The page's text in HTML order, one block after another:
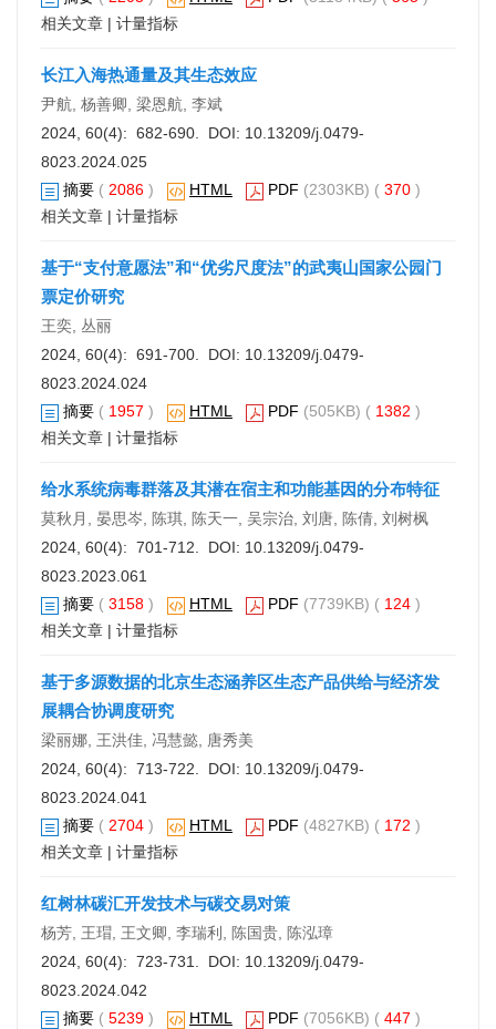
相关文章 | 计量指标
长江入海热通量及其生态效应
尹航, 杨善卿, 梁恩航, 李斌
2024, 60(4): 682-690. DOI: 10.13209/j.0479-
8023.2024.025
摘要 ( 2086 ) HTML PDF (2303KB) ( 370 )
相关文章 | 计量指标
基于“支付意愿法”和“优劣尺度法”的武夷山国家公园门
票定价研究
王奕, 丛丽
2024, 60(4): 691-700. DOI: 10.13209/j.0479-
8023.2024.024
摘要 ( 1957 ) HTML PDF (505KB) ( 1382 )
相关文章 | 计量指标
给水系统病毒群落及其潜在宿主和功能基因的分布特征
莫秋月, 晏思岑, 陈琪, 陈天一, 吴宗治, 刘唐, 陈倩, 刘树枫
2024, 60(4): 701-712. DOI: 10.13209/j.0479-
8023.2023.061
摘要 ( 3158 ) HTML PDF (7739KB) ( 124 )
相关文章 | 计量指标
基于多源数据的北京生态涵养区生态产品供给与经济发
展耦合协调度研究
梁丽娜, 王洪佳, 冯慧懿, 唐秀美
2024, 60(4): 713-722. DOI: 10.13209/j.0479-
8023.2024.041
摘要 ( 2704 ) HTML PDF (4827KB) ( 172 )
相关文章 | 计量指标
红树林碳汇开发技术与碳交易对策
杨芳, 王瑁, 王文卿, 李瑞利, 陈国贵, 陈泓璋
2024, 60(4): 723-731. DOI: 10.13209/j.0479-
8023.2024.042
摘要 ( 5239 ) HTML PDF (7056KB) ( 447 )